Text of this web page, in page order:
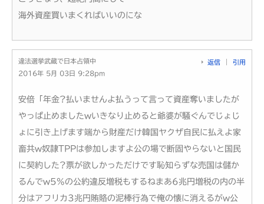
海外資産買いまくればいいのにな
違法選挙武蔵で日本占領中
2016年 5月 03日 9:28pm
返信 引用
安倍「年金?払いませんよ払うって言って資産奪いましたが
やっぱ止めましたwいきなり止めると爺婆が騒ぐんでじょじ
ょに引き上げます端から財産だけ韓国ヤクザ自民に払えよ家
畜共w奴隷TPPは参加しますよ公の場で断固やらないと国民
に契約した?票が欲しかっただけです恥知らずな売国は儲か
るんでw5%の公約違反増税もするねまあ6兆円増税の内の半
分はアフリカ3兆円賄賂の泥棒行為で俺の懐に消えるがw公